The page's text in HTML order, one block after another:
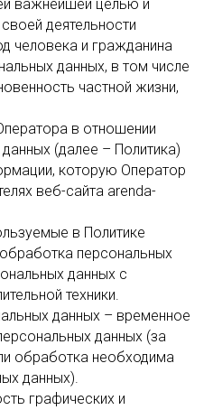
важнейшей целью и
деятельности
человека и гражданина
данных, в том числе
частной жизни,
в отношении
(далее – Политика)
которую Оператор
веб-сайта arenda-
в Политике
персональных
данных с
техники.
данных – временное
данных (за
обработка необходима
данных).
графических и